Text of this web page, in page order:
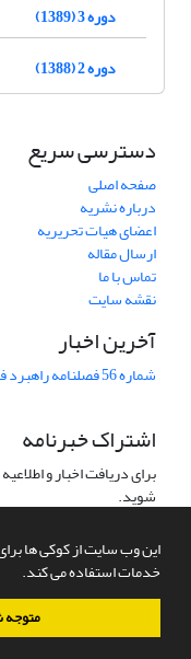
این وب سایت از کوکی ها برای
خدمات استفاده می کند.
دوره 3 (1389)
دوره 2 (1388)
دسترسی سریع
صفحه اصلی
درباره نشریه
اعضای هیات تحریریه
ارسال مقاله
تماس با ما
نقشه سایت
آخرین اخبار
شماره 56 فصلنامه راهبرد فرهنگ منتشر شد
اشتراک خبرنامه
برای دریافت اخبار و
شوید.
سامانه مدیریت نشریات